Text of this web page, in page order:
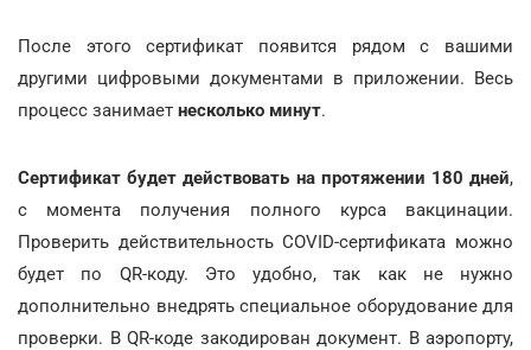
После этого сертификат появится рядом с вашими
другими цифровыми документами в приложении. Весь
процесс занимает несколько минут.
Сертификат будет действовать на протяжении 180 дней,
с момента получения полного курса вакцинации.
Проверить действительность COVID-сертификата можно
будет по QR-коду. Это удобно, так как не нужно
дополнительно внедрять специальное оборудование для
проверки. В QR-коде закодирован документ. В аэропорту,